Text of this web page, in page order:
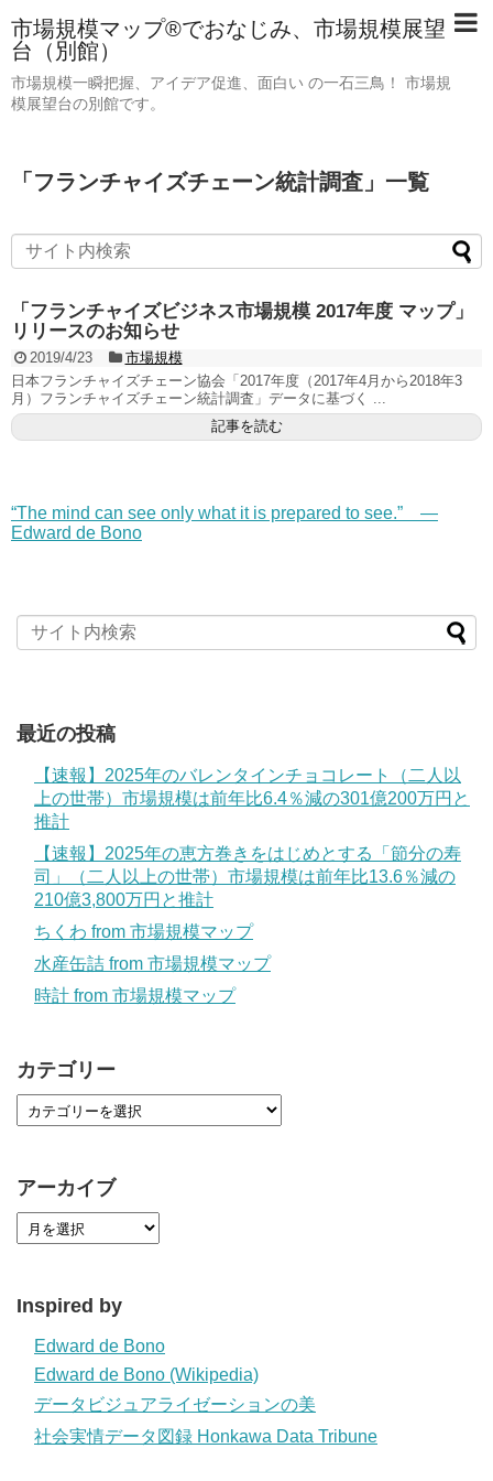
市場規模マップ®でおなじみ、市場規模展望
台（別館）
市場規模一瞬把握、アイデア促進、面白い の一石三鳥！ 市場規
模展望台の別館です。
「 フランチャイズチェーン統計調査 」 一覧
「フランチャイズビジネス市場規模 2017年度 マップ」
リリースのお知らせ
2019/4/23
市場規模
日本フランチャイズチェーン協会「2017年度（2017年4月から2018年3
月）フランチャイズチェーン統計調査」データに基づく ...
記事を読む
“The mind can see only what it is prepared to see.” —
Edward de Bono
最近の投稿
【速報】2025年のバレンタインチョコレート（二人以
上の世帯）市場規模は前年比6.4％減の301億200万円と
推計
【速報】2025年の恵方巻きをはじめとする「節分の寿
司」（二人以上の世帯）市場規模は前年比13.6％減の
210億3,800万円と推計
ちくわ from 市場規模マップ
水産缶詰 from 市場規模マップ
時計 from 市場規模マップ
カテゴリー
アーカイブ
Inspired by
Edward de Bono
Edward de Bono (Wikipedia)
データビジュアライゼーションの美
社会実情データ図録 Honkawa Data Tribune